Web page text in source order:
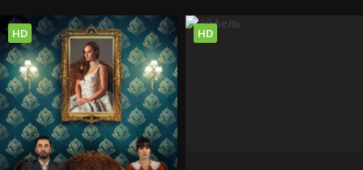
HD HD